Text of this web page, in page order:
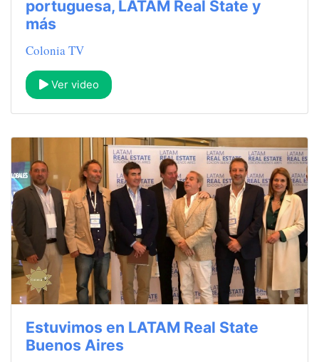
portuguesa, LATAM Real State y
más
Colonia TV
Ver video
Estuvimos en LATAM Real State
Buenos Aires